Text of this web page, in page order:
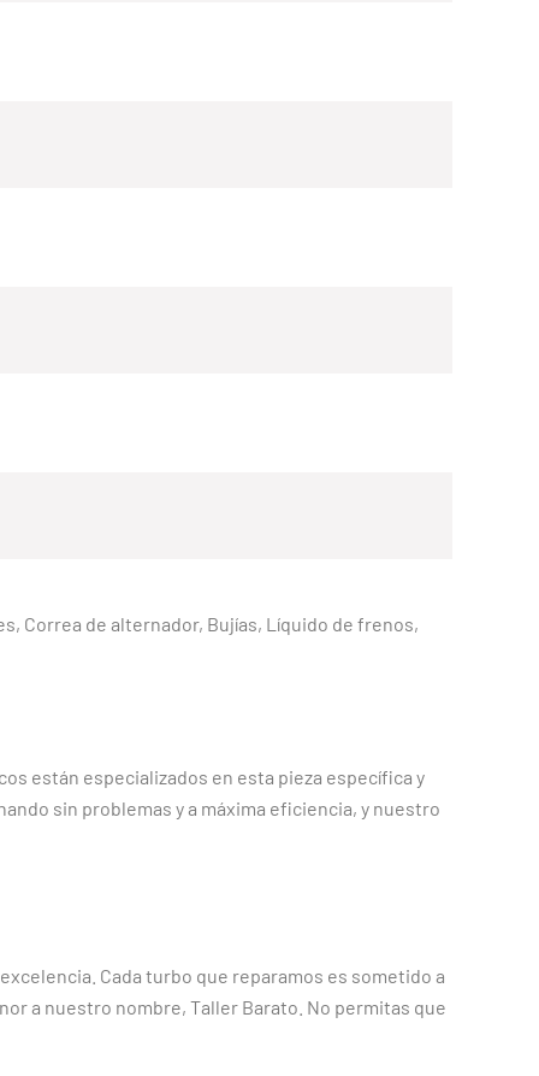
Correa de alternador, Bujías, Líquido de frenos,
están especializados en esta pieza específica y
sin problemas y a máxima eficiencia, y nuestro
Cada turbo que reparamos es sometido a
a nuestro nombre, Taller Barato. No permitas que